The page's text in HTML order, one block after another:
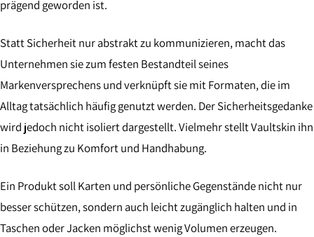
prägend geworden ist.
Statt Sicherheit nur abstrakt zu kommunizieren, macht das
Unternehmen sie zum festen Bestandteil seines
Markenversprechens und verknüpft sie mit Formaten, die im
Alltag tatsächlich häufig genutzt werden. Der Sicherheitsgedanke
wird jedoch nicht isoliert dargestellt. Vielmehr stellt Vaultskin ihn
in Beziehung zu Komfort und Handhabung.
Ein Produkt soll Karten und persönliche Gegenstände nicht nur
besser schützen, sondern auch leicht zugänglich halten und in
Taschen oder Jacken möglichst wenig Volumen erzeugen.